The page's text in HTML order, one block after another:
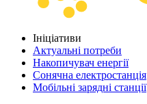
Ініціативи
Актуальні потреби
Накопичувач енергії
Сонячна електростанція
Мобільні зарядні станції